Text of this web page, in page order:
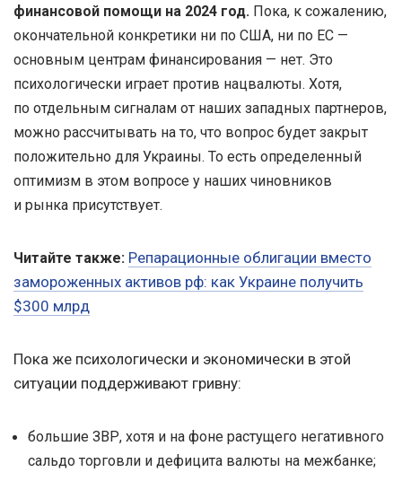
финансовой помощи на 2024 год. Пока, к сожалению,
окончательной конкретики ни по США, ни по ЕС —
основным центрам финансирования — нет. Это
психологически играет против нацвалюты. Хотя,
по отдельным сигналам от наших западных партнеров,
можно рассчитывать на то, что вопрос будет закрыт
положительно для Украины. То есть определенный
оптимизм в этом вопросе у наших чиновников
и рынка присутствует.
Читайте также: Репарационные облигации вместо
замороженных активов рф: как Украине получить
$300 млрд
Пока же психологически и экономически в этой
ситуации поддерживают гривну:
большие ЗВР, хотя и на фоне растущего негативного
сальдо торговли и дефицита валюты на межбанке;